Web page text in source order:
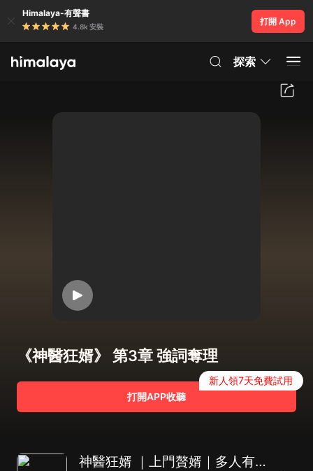
Himalaya-有聲書
4.8k 安裝
打開 App
探索
《神醫狂婿》 第3章 強詞奪理
打開APP收聽
新人領7天免費試用
神醫狂婿 ｜上門贅婿｜多人有聲劇